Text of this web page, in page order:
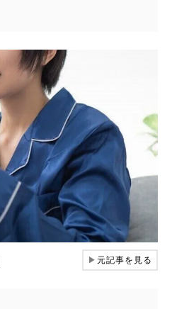
▶元記事を見る